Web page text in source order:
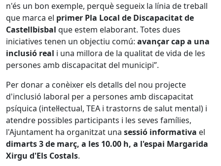
n'és un bon exemple, perquè segueix la línia de treball
que marca el primer Pla Local de Discapacitat de
Castellbisbal que estem elaborant. Totes dues
iniciatives tenen un objectiu comú: avançar cap a una
inclusió real i una millora de la qualitat de vida de les
persones amb discapacitat del municipi”.
Per donar a conèixer els detalls del nou projecte
d'inclusió laboral per a persones amb discapacitat
psíquica (intel·lectual, TEA i trastorns de salut mental) i
atendre possibles participants i les seves famílies,
l'Ajuntament ha organitzat una sessió informativa el
dimarts 3 de març, a les 10.00 h, a l'espai Margarida
Xirgu d'Els Costals.